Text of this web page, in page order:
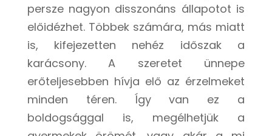
persze nagyon disszonáns állapotot is
előidézhet. Többek számára, más miatt
is, kifejezetten nehéz időszak a
karácsony. A szeretet ünnepe
erőteljesebben hívja elő az érzelmeket
minden téren. Így van ez a
boldogsággal is, megélhetjük a